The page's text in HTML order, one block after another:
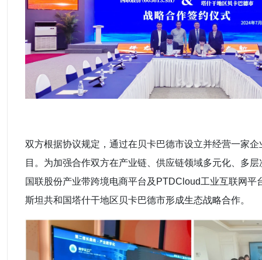
双方根据协议规定，通过在贝卡巴德市设立并经营一家
目。为加强合作双方在产业链、供应链领域多元化、多
国联股份产业带跨境电商平台及PTDCloud工业互联网平
斯坦共和国塔什干地区贝卡巴德市形成生态战略合作。